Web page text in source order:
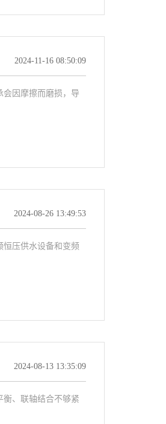
2024-11-16 08:50:09
会因摩擦而磨损，导
2024-08-26 13:49:53
恒压供水设备和变频
2024-08-13 13:35:09
衡、联轴结合不够紧